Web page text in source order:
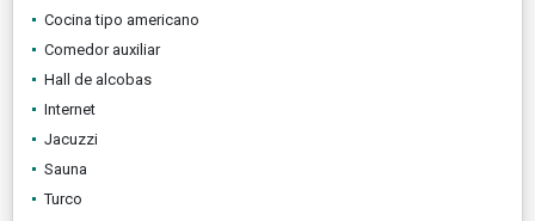
Cocina tipo americano
Comedor auxiliar
Hall de alcobas
Internet
Jacuzzi
Sauna
Turco